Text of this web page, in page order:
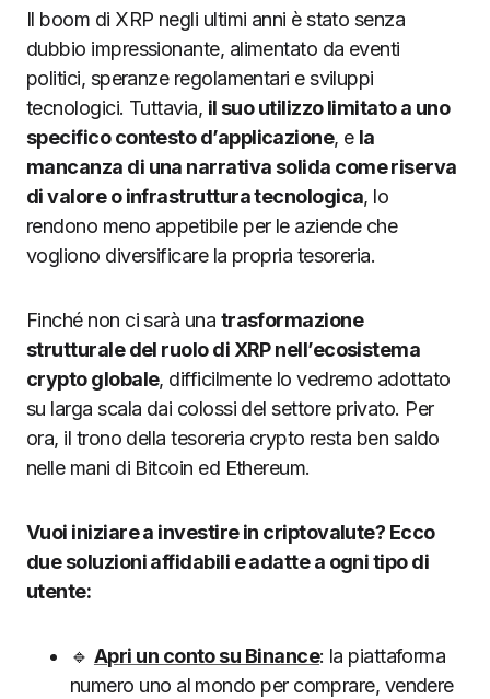
Il boom di XRP negli ultimi anni è stato senza
dubbio impressionante, alimentato da eventi
politici, speranze regolamentari e sviluppi
tecnologici. Tuttavia, il suo utilizzo limitato a uno
specifico contesto d’applicazione, e la
mancanza di una narrativa solida come riserva
di valore o infrastruttura tecnologica, lo
rendono meno appetibile per le aziende che
vogliono diversificare la propria tesoreria.
Finché non ci sarà una trasformazione
strutturale del ruolo di XRP nell’ecosistema
crypto globale, difficilmente lo vedremo adottato
su larga scala dai colossi del settore privato. Per
ora, il trono della tesoreria crypto resta ben saldo
nelle mani di Bitcoin ed Ethereum.
Vuoi iniziare a investire in criptovalute? Ecco
due soluzioni affidabili e adatte a ogni tipo di
utente:
🔹 Apri un conto su Binance: la piattaforma
numero uno al mondo per comprare, vendere